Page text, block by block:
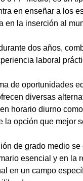
en enseñar a los
en la inserción al
dos años,
laboral
de oportunidades
diversas
horario diurno
la opción que mejor
de grado medio
esencial y en la
en un campo